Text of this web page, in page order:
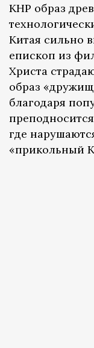
КНР образ
Китая сильно
епископ из
Христа
образ
благодаря
где
«прикольный